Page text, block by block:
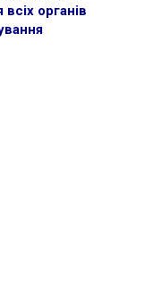
органів